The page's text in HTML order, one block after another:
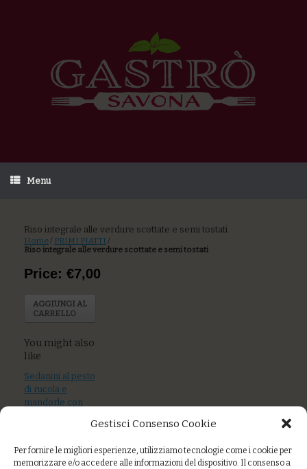
Gestisci Consenso Cookie
Per fornire le migliori esperienze, utilizziamo tecnologie come i cookie per
memorizzare e/o accedere alle informazioni del dispositivo. Il consenso a
Menu
Riso integrale alle verdure scottate e semi tostati
Home / PRIMI PIATTI /
Riso integrale alle verdure scottate e semi tostati
Price: €7,00
AGGIUNGI AL
CARRELLO
You might also
like
Sedanini al pesto
di rucola e
mandorle con
mare